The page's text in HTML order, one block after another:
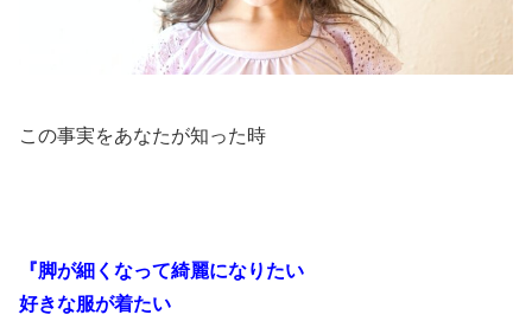
この事実をあなたが知った時
『脚が細くなって綺麗になりたい
好きな服が着たい